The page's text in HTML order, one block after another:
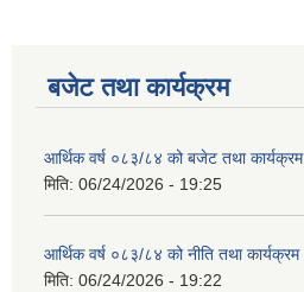
बजेट तथा कार्यक्रम
आर्थिक वर्ष ०८३/८४ को बजेट तथा
मिति: 06/24/2026 - 19:25
आर्थिक वर्ष ०८३/८४ को नीति तथा कार्यक्रम
मिति: 06/24/2026 - 19:22